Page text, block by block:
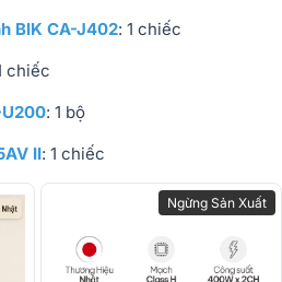
BIK CA-J402: 1 chiếc
chiếc
: 1 bộ
II: 1 chiếc
Ngừng Sản Xuất